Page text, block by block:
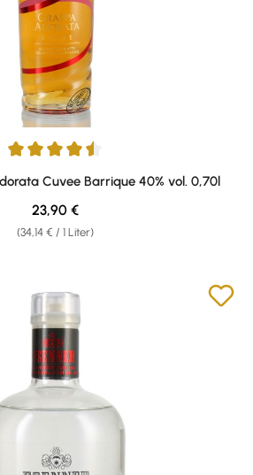
von 4.6 von 5 Sternen
Cuvee Barrique 40% vol. 0,70l
(34,14 € / 1 Liter)
Regulärer Preis:
23,90 €